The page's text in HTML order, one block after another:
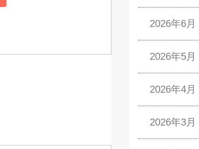
2026年6月
2026年5月
2026年4月
2026年3月